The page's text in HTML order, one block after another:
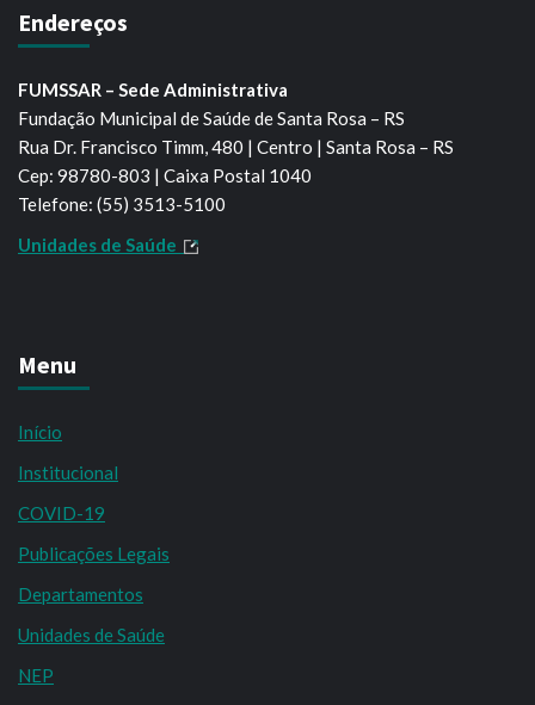
Endereços
FUMSSAR – Sede Administrativa
Fundação Municipal de Saúde de Santa Rosa – RS
Rua Dr. Francisco Timm, 480 | Centro | Santa Rosa – RS
Cep: 98780-803 | Caixa Postal 1040
Telefone: (55) 3513-5100
Unidades de Saúde
Menu
Início
Institucional
COVID-19
Publicações Legais
Departamentos
Unidades de Saúde
NEP